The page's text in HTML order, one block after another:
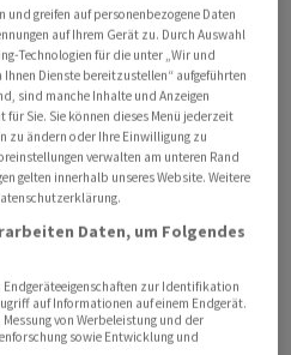
knapp 20 Prozent auf 2,358
allem dem erfreulichen
Stunde gewinnt sie noch
das Unternehmen nämlich
800 bis 900 Millionen Euro
(EBIT) in Höhe von 4 bis 7
gegenüber dem
zwar einem Rückgang.
sogar von einer noch
der
und greifen auf personenbezogene Daten
auf Ihrem Gerät zu. Durch Auswahl
Technologien für die unter „Wir und
Dienste bereitzustellen“ aufgeführten
sind manche Inhalte und Anzeigen
Sie. Sie können dieses Menü jederzeit
zu ändern oder Ihre Einwilligung zu
verwalten am unteren Rand
gelten innerhalb unseres Website. Weitere
Daten, um Folgendes
zur Identifikation
auf Informationen auf einem Endgerät.
von Werbeleistung und der
sowie Entwicklung und